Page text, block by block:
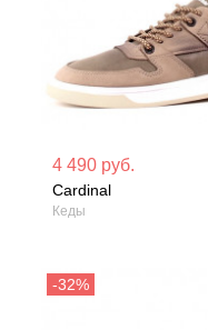
4 490 руб.
Cardinal
Кеды
Материал
кожа